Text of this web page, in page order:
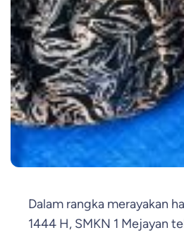
Dalam rangka merayakan
1444 H, SMKN 1 Mejayan